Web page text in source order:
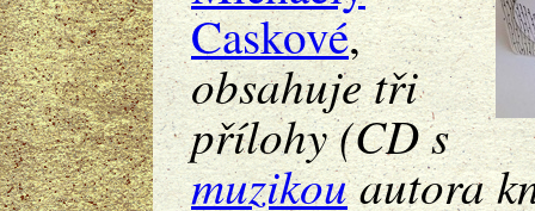
Caskové,
obsahuje tři
přílohy (CD s
muzikouautora